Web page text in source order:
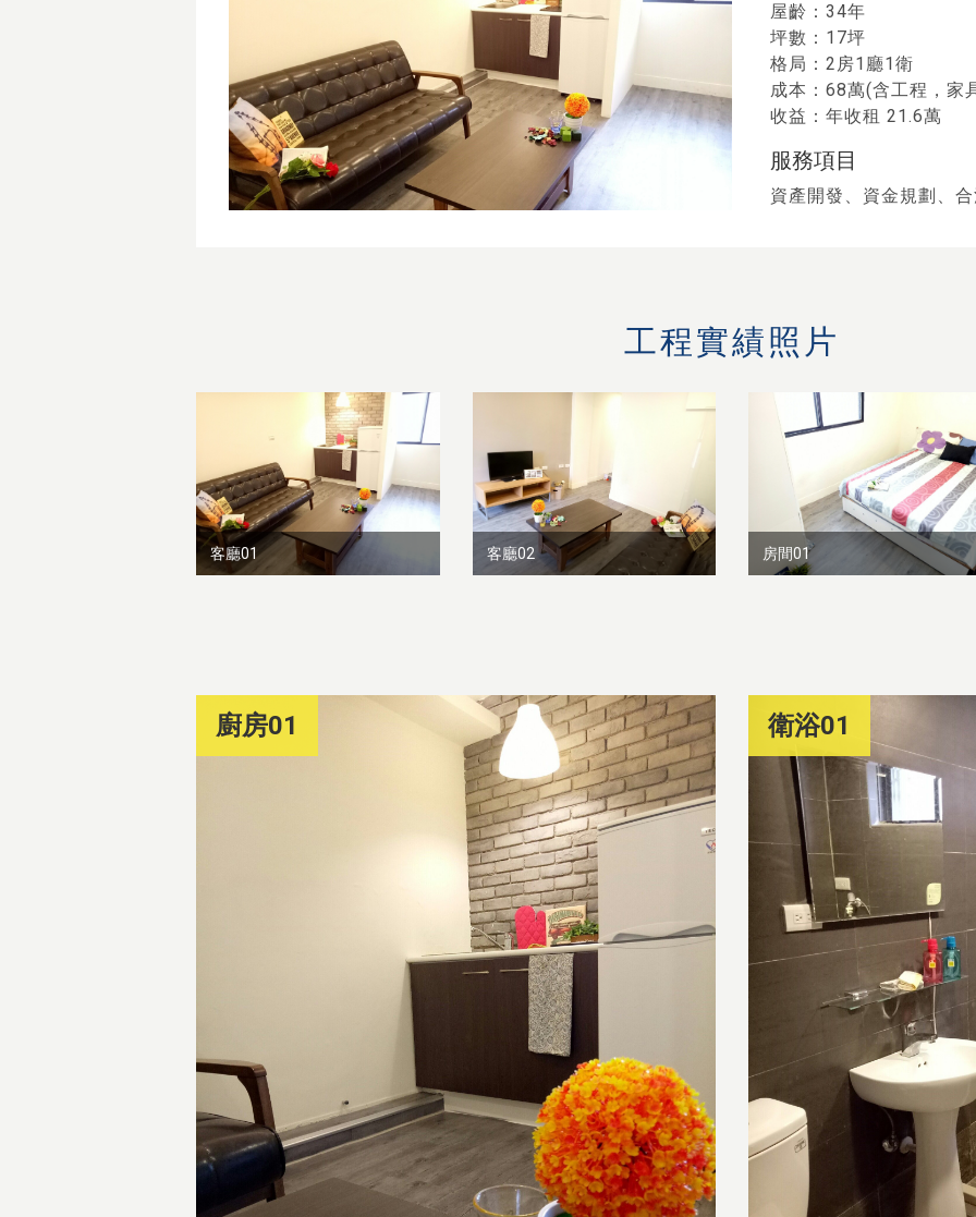
屋齡：34年
坪數：17坪
格局：2房1廳1衛
成本：68萬(含工程，家
收益：年收租 21.6萬
服務項目
資產開發、資金規劃、
工程實績照片
客廳01 客廳02 房間01
廚房01 衛浴01